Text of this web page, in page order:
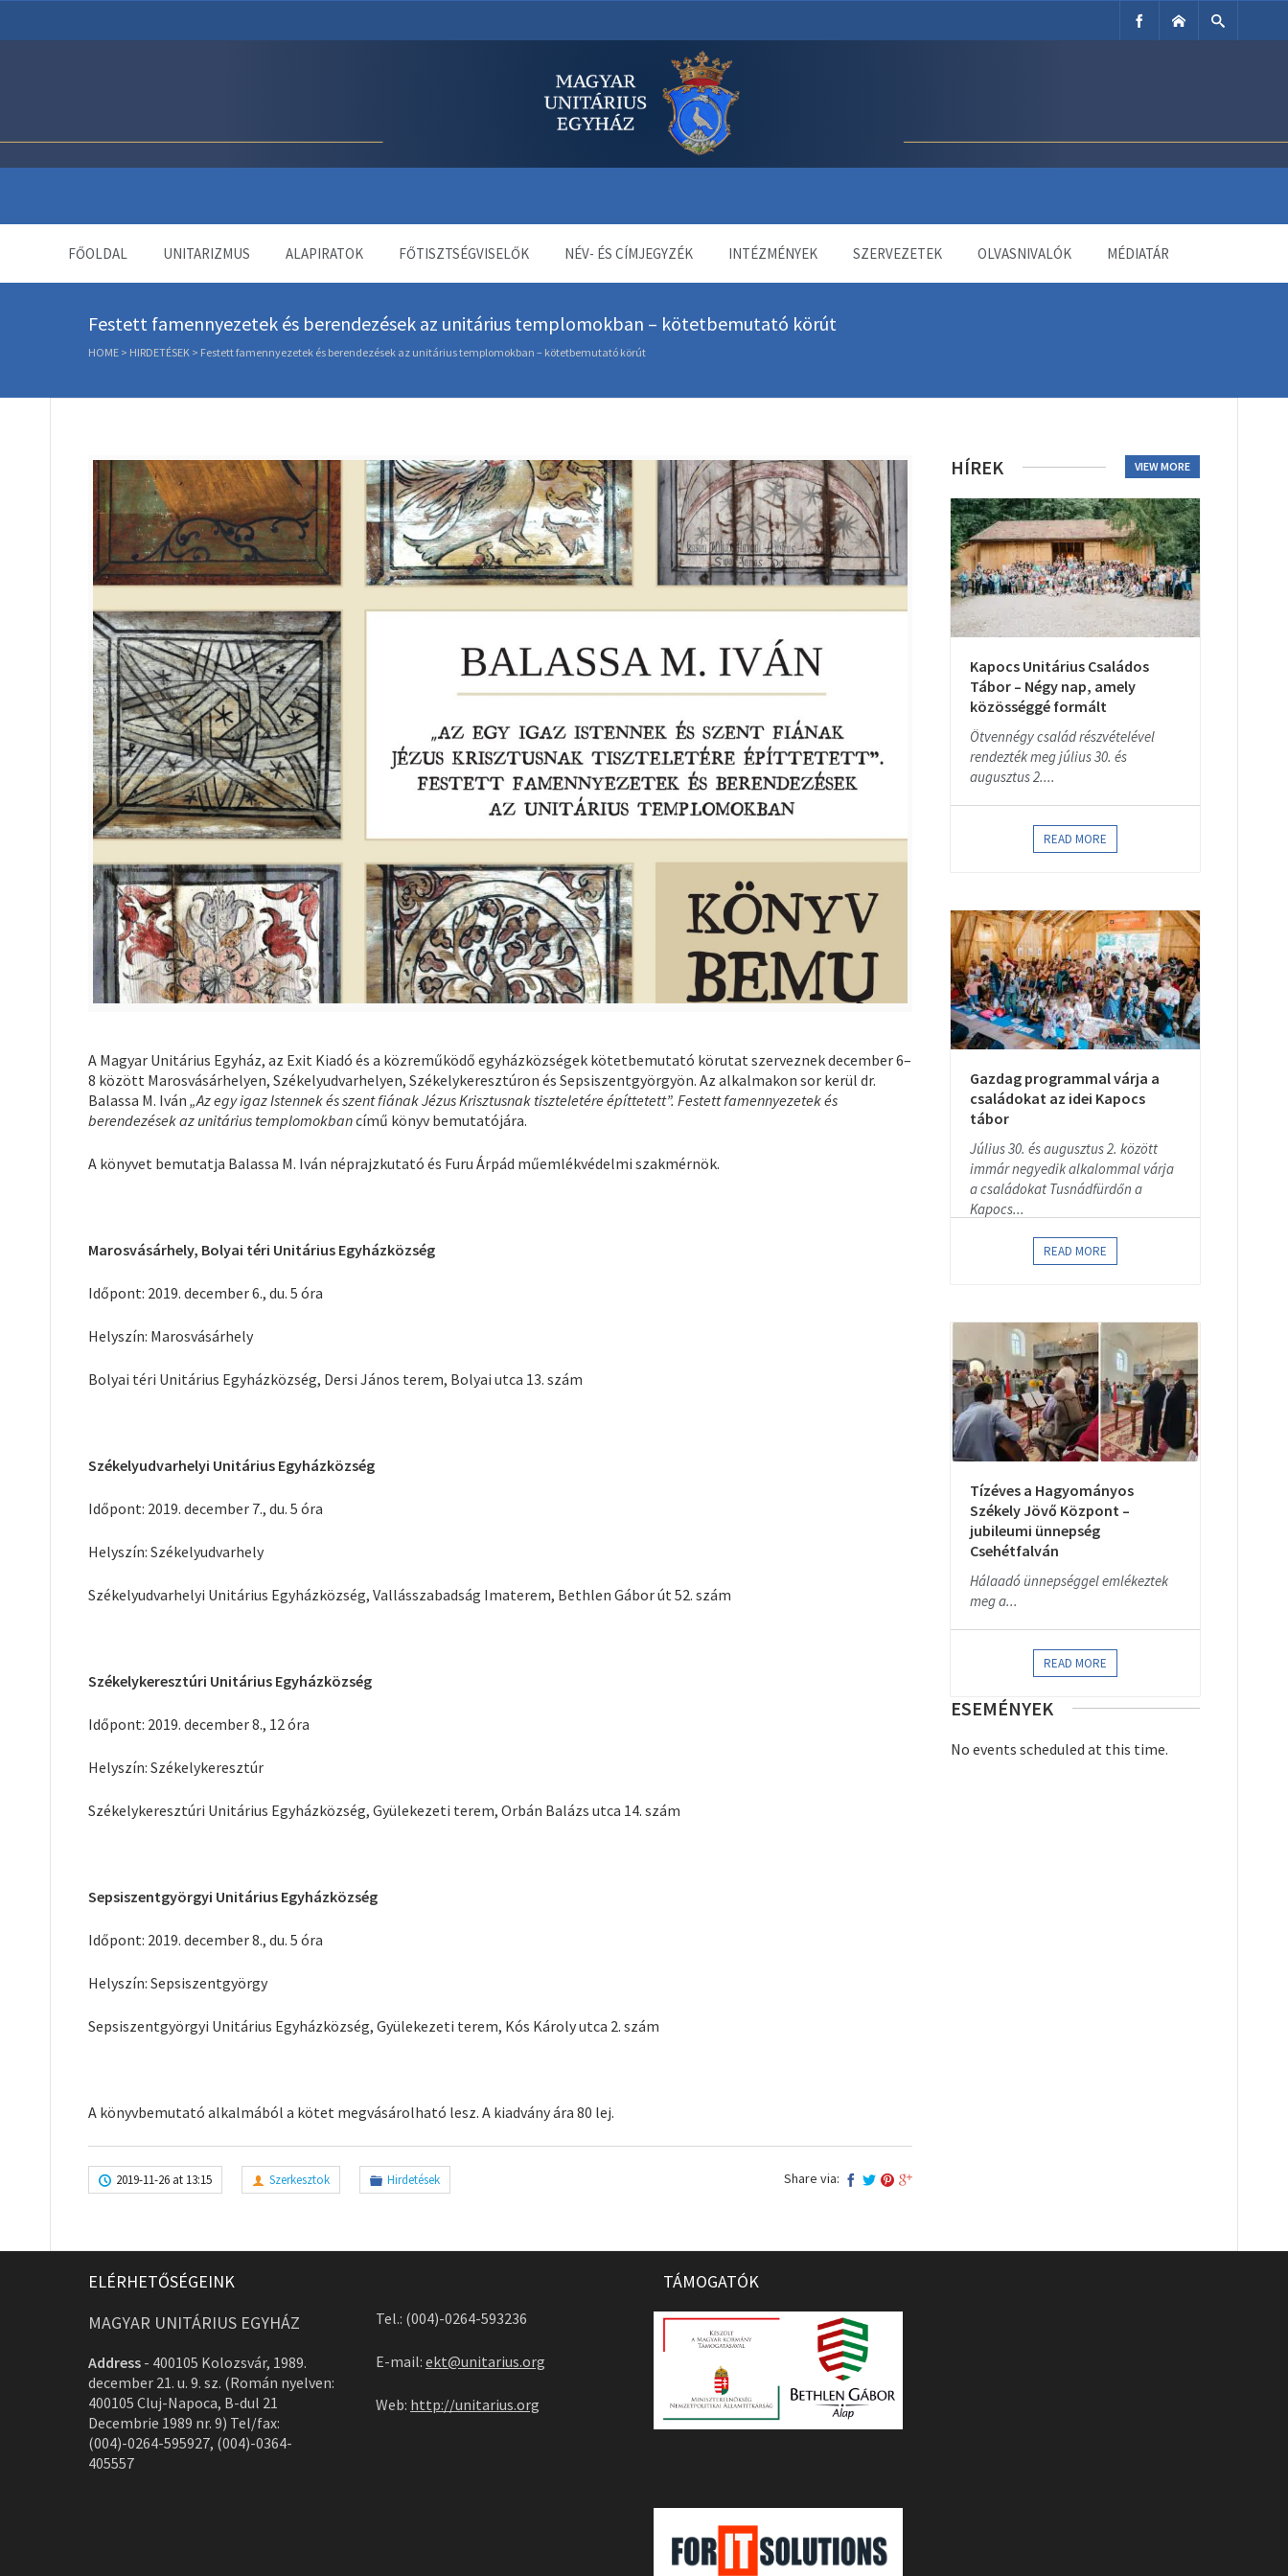
FŐOLDAL UNITARIZMUS ALAPIRATOK FŐTISZTSÉGVISELŐK NÉV- ÉS CÍMJEGYZÉK INTÉZMÉNYEK SZERVEZETEK OLVASNIVALÓK MÉDIATÁR
Festett famennyezetek és berendezések az unitárius templomokban – kötetbemutató körút
HOME > HIRDETÉSEK > Festett famennyezetek és berendezések az unitárius templomokban – kötetbemutató körút
A Magyar Unitárius Egyház, az Exit Kiadó és a közreműködő egyházközségek kötetbemutató körutat szerveznek december 6–
8 között Marosvásárhelyen, Székelyudvarhelyen, Székelykeresztúron és Sepsiszentgyörgyön. Az alkalmakon sor kerül dr.
Balassa M. Iván „Az egy igaz Istennek és szent fiának Jézus Krisztusnak tiszteletére építtetett”. Festett famennyezetek és
berendezések az unitárius templomokbancímű könyv bemutatójára.
A könyvet bemutatja Balassa M. Iván néprajzkutató és Furu Árpád műemlékvédelmi szakmérnök.
Marosvásárhely, Bolyai téri Unitárius Egyházközség
Időpont: 2019. december 6., du. 5 óra
Helyszín: Marosvásárhely
Bolyai téri Unitárius Egyházközség, Dersi János terem, Bolyai utca 13. szám
Székelyudvarhelyi Unitárius Egyházközség
Időpont: 2019. december 7., du. 5 óra
Helyszín: Székelyudvarhely
Székelyudvarhelyi Unitárius Egyházközség, Vallásszabadság Imaterem, Bethlen Gábor út 52. szám
Székelykeresztúri Unitárius Egyházközség
Időpont: 2019. december 8., 12 óra
Helyszín: Székelykeresztúr
Székelykeresztúri Unitárius Egyházközség, Gyülekezeti terem, Orbán Balázs utca 14. szám
Sepsiszentgyörgyi Unitárius Egyházközség
Időpont: 2019. december 8., du. 5 óra
Helyszín: Sepsiszentgyörgy
Sepsiszentgyörgyi Unitárius Egyházközség, Gyülekezeti terem, Kós Károly utca 2. szám
A könyvbemutató alkalmából a kötet megvásárolható lesz. A kiadvány ára 80 lej.
2019-11-26 at 13:15 Szerkesztok Hirdetések Share via:
HÍREK VIEW MORE
Kapocs Unitárius Családos
Tábor – Négy nap, amely
közösséggé formált
Ötvennégy család részvételével
rendezték meg július 30. és
augusztus 2....
READ MORE
Gazdag programmal várja a
családokat az idei Kapocs
tábor
Július 30. és augusztus 2. között
immár negyedik alkalommal várja
a családokat Tusnádfürdőn a
Kapocs...
READ MORE
Tízéves a Hagyományos
Székely Jövő Központ –
jubileumi ünnepség
Csehétfalván
Hálaadó ünnepséggel emlékeztek
meg a...
READ MORE
ESEMÉNYEK
No events scheduled at this time.
ELÉRHETŐSÉGEINK
MAGYAR UNITÁRIUS EGYHÁZ
Address - 400105 Kolozsvár, 1989.
december 21. u. 9. sz. (Román nyelven:
400105 Cluj-Napoca, B-dul 21
Decembrie 1989 nr. 9) Tel/fax:
(004)-0264-595927, (004)-0364-
405557
Tel.: (004)-0264-593236
E-mail: ekt@unitarius.org
Web: http://unitarius.org
TÁMOGATÓK